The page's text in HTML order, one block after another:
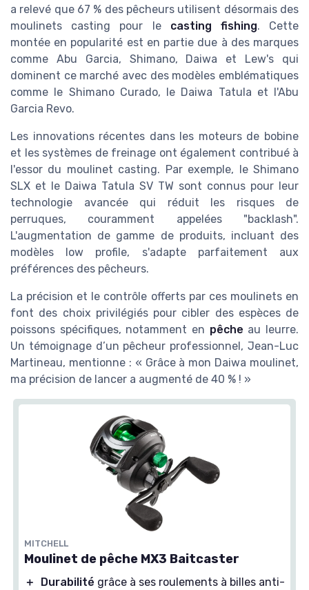
a relevé que 67 % des pêcheurs utilisent désormais des
moulinets casting pour le casting fishing. Cette
montée en popularité est en partie due à des marques
comme Abu Garcia, Shimano, Daiwa et Lew's qui
dominent ce marché avec des modèles emblématiques
comme le Shimano Curado, le Daiwa Tatula et l'Abu
Garcia Revo.
Les innovations récentes dans les moteurs de bobine
et les systèmes de freinage ont également contribué à
l'essor du moulinet casting. Par exemple, le Shimano
SLX et le Daiwa Tatula SV TW sont connus pour leur
technologie avancée qui réduit les risques de
perruques, couramment appelées "backlash".
L'augmentation de gamme de produits, incluant des
modèles low profile, s'adapte parfaitement aux
préférences des pêcheurs.
La précision et le contrôle offerts par ces moulinets en
font des choix privilégiés pour cibler des espèces de
poissons spécifiques, notamment en pêche au leurre.
Un témoignage d’un pêcheur professionnel, Jean-Luc
Martineau, mentionne : « Grâce à mon Daiwa moulinet,
ma précision de lancer a augmenté de 40 % ! »
MITCHELL
Moulinet de pêche MX3 Baitcaster
＋ Durabilité grâce à ses roulements à billes anti-